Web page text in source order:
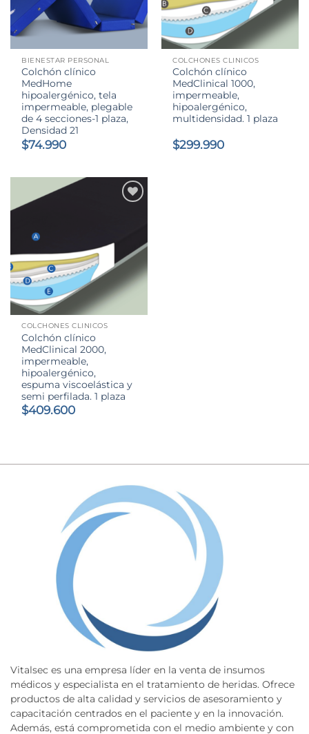
BIENESTAR PERSONAL
Colchón clínico
MedHome
hipoalergénico, tela
impermeable, plegable
de 4 secciones-1 plaza,
Densidad 21
$74.990
COLCHONES CLINICOS
Colchón clínico
MedClinical 1000,
impermeable,
hipoalergénico,
multidensidad. 1 plaza
$299.990
COLCHONES CLINICOS
Colchón clínico
MedClinical 2000,
impermeable,
hipoalergénico,
espuma viscoelástica y
semi perfilada. 1 plaza
$409.600
Vitalsec es una empresa líder en la venta de insumos
médicos y especialista en el tratamiento de heridas. Ofrece
productos de alta calidad y servicios de asesoramiento y
capacitación centrados en el paciente y en la innovación.
Además, está comprometida con el medio ambiente y con